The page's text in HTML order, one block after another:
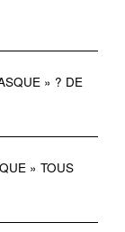
» ? DE
» TOUS